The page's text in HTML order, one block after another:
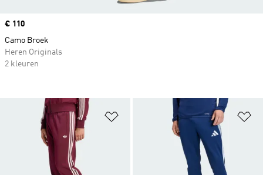
Op verlanglijst zetten
Price
€ 110
Camo Broek
Heren Originals
2 kleuren